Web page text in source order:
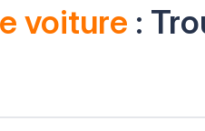
voiture :